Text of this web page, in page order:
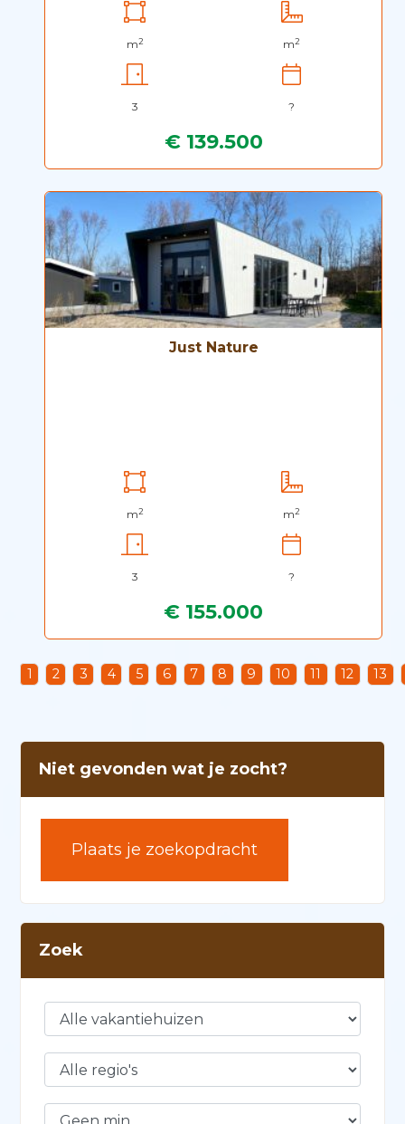
m2 m2
3 ?
€ 139.500
Just Nature
m2 m2
3 ?
€ 155.000
1 2 3 4 5 6 7 8 9 10 11 12 13
Niet gevonden wat je zocht?
Plaats je zoekopdracht
Zoek